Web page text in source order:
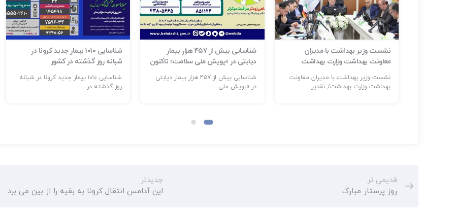
نشست وزیر بهداشت با مدیران
معاونت بهداشت وزارت بهداشت
نشست وزیر بهداشت با مدیران معاونت
بهداشت وزارت بهداشت/ تقدیر...
شناسایی بیش از ۴۵۷ هزار بیمار
دیابتی در «پویش ملی سلامت» تاکنون
شناسایی بیش از ۴۵۷ هزار بیمار دیابتی
در «پویش ملی...
شناسایی ۱۰۱۰ بیمار جدید کرونا در
شبانه روز گذشته در کشور
شناسایی ۱۰۱۰ بیمار جدید کرونا در شبانه
روز گذشته در...
قدیمی تر
روز پرستار مبارک.
جدیدتر
این آدامس انتقال کرونا به بقیه را از بین می برد